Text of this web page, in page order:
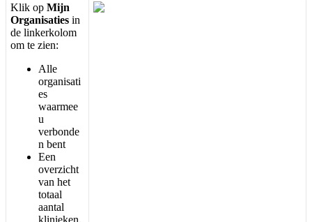
Klik op Mijn
Organisaties in
de linkerkolom
om te zien:
Alle
organisati
es
waarmee
u
verbonde
n bent
Een
overzicht
van het
totaal
aantal
klinieken,